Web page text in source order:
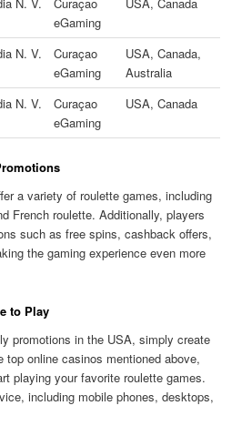
eGaming
N. V.
Curaçao
eGaming
USA, Canada,
Australia
N. V.
Curaçao
eGaming
USA, Canada
a variety of roulette games, including
French roulette. Additionally, players
such as free spins, cashback offers,
the gaming experience even more
to Play
promotions in the USA, simply create
top online casinos mentioned above,
playing your favorite roulette games.
including mobile phones, desktops,